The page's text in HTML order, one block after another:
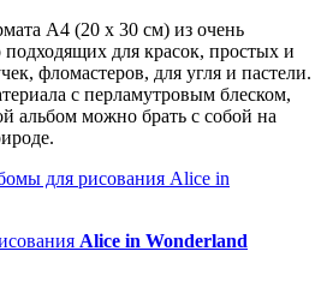
А4 (20 х 30 см) из очень
для красок, простых и
фломастеров, для угля и пастели.
с перламутровым блеском,
альбом можно брать с собой на
Alice in Wonderland